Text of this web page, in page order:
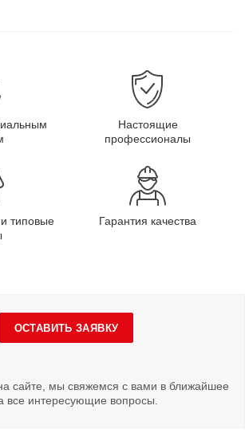
Настоящие
профессионалы
типовые
Гарантия качества
ОСТАВИТЬ ЗАЯВКУ
сайте, мы свяжемся с вами в ближайшее
все интересующие вопросы.